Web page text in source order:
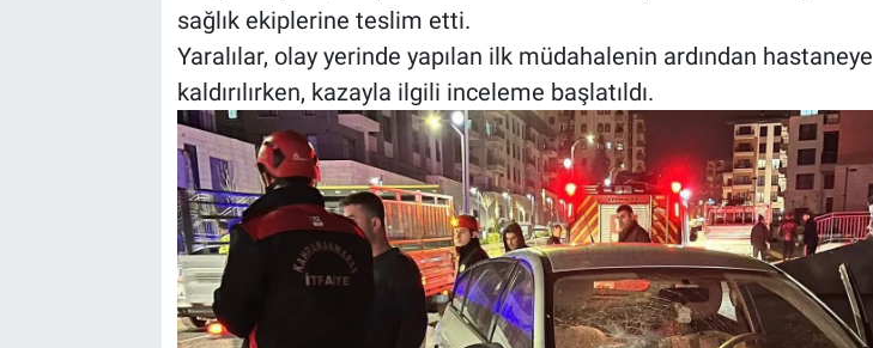
sağlık ekiplerine teslim etti.
Yaralılar, olay yerinde yapılan ilk müdahalenin ardından hastaneye
kaldırılırken, kazayla ilgili inceleme başlatıldı.